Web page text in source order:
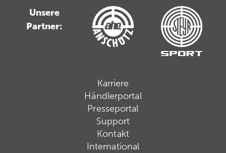
Unsere
Partner:
Karriere
Händlerportal
Presseportal
Support
Kontakt
International